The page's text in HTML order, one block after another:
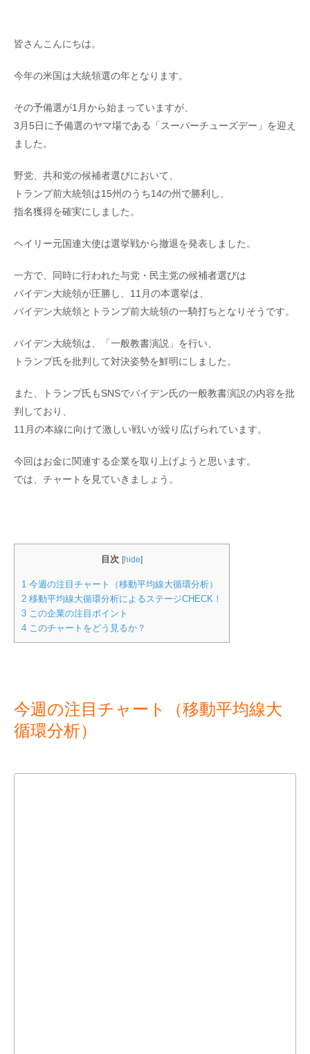
皆さんこんにちは。
今年の米国は大統領選の年となります。
その予備選が1月から始まっていますが、
3月5日に予備選のヤマ場である「スーパーチューズデー」を迎え
ました。
野党、共和党の候補者選びにおいて、
トランプ前大統領は15州のうち14の州で勝利し、
指名獲得を確実にしました。
ヘイリー元国連大使は選挙戦から撤退を発表しました。
一方で、同時に行われた与党・民主党の候補者選びは
バイデン大統領が圧勝し、11月の本選挙は、
バイデン大統領とトランプ前大統領の一騎打ちとなりそうです。
バイデン大統領は、「一般教書演説」を行い、
トランプ氏を批判して対決姿勢を鮮明にしました。
また、トランプ氏もSNSでバイデン氏の一般教書演説の内容を批
判しており、
11月の本線に向けて激しい戦いが繰り広げられています。
今回はお金に関連する企業を取り上げようと思います。
では、チャートを見ていきましょう。
目次 [hide]
1 今週の注目チャート（移動平均線大循環分析）
2 移動平均線大循環分析によるステージCHECK！
3 この企業の注目ポイント
4 このチャートをどう見るか？
今週の注目チャート（移動平均線大
循環分析）